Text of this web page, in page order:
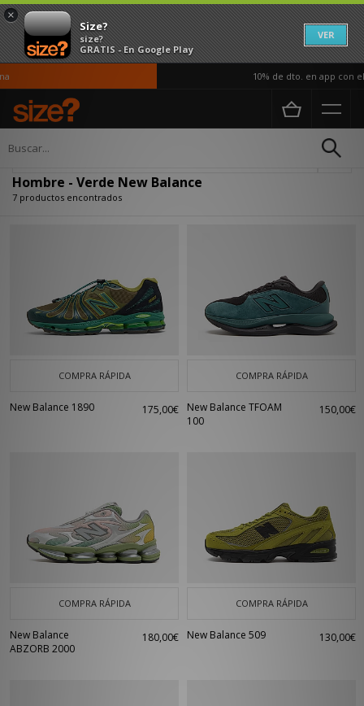
×
Size?
size?
GRATIS - En Google Play
VER
10% de dto. en app con el
Página principal
Hombre - Verde New Balance
7 productos encontrados
COMPRA RÁPIDA
New Balance 1890 175,00€
COMPRA RÁPIDA
New Balance TFOAM
100
150,00€
COMPRA RÁPIDA
New Balance
ABZORB 2000
180,00€
COMPRA RÁPIDA
New Balance 509 130,00€